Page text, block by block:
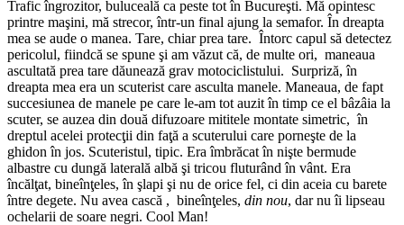
Trafic îngrozitor, buluceală ca peste tot în Bucureşti. Mă opintesc
printre maşini, mă strecor, într-un final ajung la semafor. În dreapta
mea se aude o manea. Tare, chiar prea tare. Întorc capul să detectez
pericolul, fiindcă se spune şi am văzut că, de multe ori, maneaua
ascultată prea tare dăunează grav motociclistului. Surpriză, în
dreapta mea era un scuterist care asculta manele. Maneaua, de fapt
succesiunea de manele pe care le-am tot auzit în timp ce el bâzâia la
scuter, se auzea din două difuzoare mititele montate simetric, în
dreptul acelei protecţii din faţă a scuterului care porneşte de la
ghidon în jos. Scuteristul, tipic. Era îmbrăcat în nişte bermude
albastre cu dungă laterală albă şi tricou fluturând în vânt. Era
încălţat, bineînţeles, în şlapi şi nu de orice fel, ci din aceia cu barete
între degete. Nu avea cască , bineînţeles, din nou, dar nu îi lipseau
ochelarii de soare negri. Cool Man!